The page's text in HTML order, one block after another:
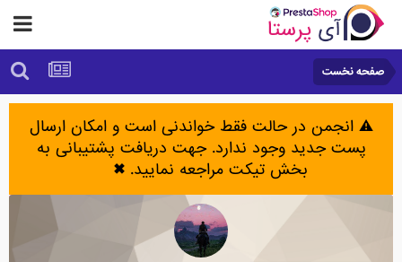
صفحه نخست
⚠️ انجمن در حالت فقط خواندنی است و امکان ارسال
پست جدید وجود ندارد. جهت دریافت پشتیبانی به
بخش تیکت مراجعه نمایید.✖